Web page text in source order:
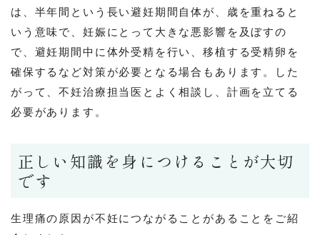
は、半年間という長い避妊期間自体が、歳を重ねると
いう意味で、妊娠にとって大きな悪影響を及ぼすの
で、避妊期間中に体外受精を行い、移植する受精卵を
確保するなど対策が必要となる場合もあります。した
がって、不妊治療担当医とよく相談し、計画を立てる
必要があります。
正しい知識を身につけることが大切
です
生理痛の原因が不妊につながることがあることをご紹